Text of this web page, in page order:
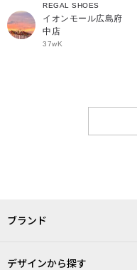
REGAL SHOES
イオンモール広島府
中店
37wK
ブランド
デザインから探す